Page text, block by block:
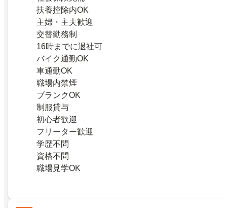
扶養控除内OK
主婦・主夫歓迎
交替勤務制
16時までに退社可
バイク通勤OK
車通勤OK
職場内禁煙
ブランクOK
制服貸与
初心者歓迎
フリーター歓迎
学歴不問
資格不問
職場見学OK